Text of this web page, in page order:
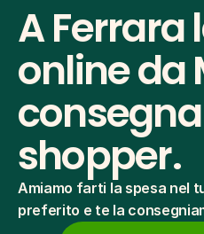
A Ferrara
online da
shopper.
Amiamo farti la spesa nel
preferito e te la